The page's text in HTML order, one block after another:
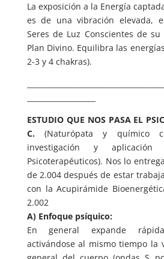
La exposición a la Energía
es de una vibración elevada,
Seres de Luz Conscientes de
Plan Divino. Equilibra las
2-3 y 4 chakras).
ESTUDIO QUE NOS PASA EL
C.(Naturópata y químico
investigación y aplicación
Psicoterapéuticos). Nos lo
de 2.004 después de estar
con la Acupirámide
2.002
A) Enfoque psíquico:
En general expande
activándose al mismo tiempo la